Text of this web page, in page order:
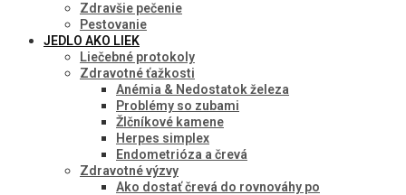
Zdravšie pečenie
Pestovanie
JEDLO AKO LIEK
Liečebné protokoly
Zdravotné ťažkosti
Anémia & Nedostatok železa
Problémy so zubami
Žlčníkové kamene
Herpes simplex
Endometrióza a črevá
Zdravotné výzvy
Ako dostať črevá do rovnováhy po